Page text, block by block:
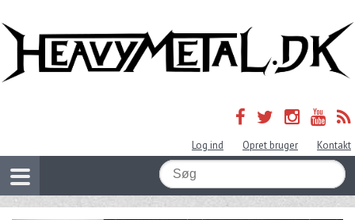
Log ind Opret bruger Kontakt